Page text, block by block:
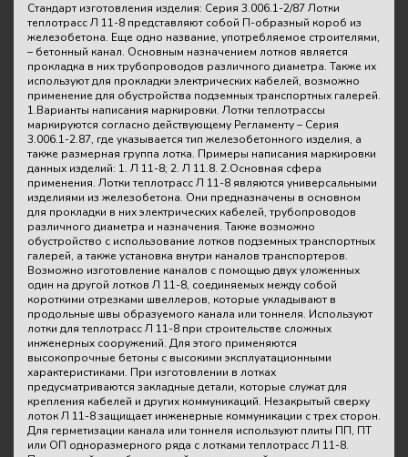
Стандарт изготовления изделия: Серия 3.006.1-2/87 Лотки
теплотрасс Л 11-8 представляют собой П-образный короб из
железобетона. Еще одно название, употребляемое строителями,
– бетонный канал. Основным назначением лотков является
прокладка в них трубопроводов различного диаметра. Также их
используют для прокладки электрических кабелей, возможно
применение для обустройства подземных транспортных галерей.
1.Варианты написания маркировки. Лотки теплотрассы
маркируются согласно действующему Регламенту – Серия
3.006.1-2.87, где указывается тип железобетонного изделия, а
также размерная группа лотка. Примеры написания маркировки
данных изделий: 1. Л 11-8; 2. Л 11.8. 2.Основная сфера
применения. Лотки теплотрасс Л 11-8 являются универсальными
изделиями из железобетона. Они предназначены в основном
для прокладки в них электрических кабелей, трубопроводов
различного диаметра и назначения. Также возможно
обустройство с использование лотков подземных транспортных
галерей, а также установка внутри каналов транспортеров.
Возможно изготовление каналов с помощью двух уложенных
один на другой лотков Л 11-8, соединяемых между собой
короткими отрезками швеллеров, которые укладывают в
продольные швы образуемого канала или тоннеля. Используют
лотки для теплотрасс Л 11-8 при строительстве сложных
инженерных сооружений. Для этого применяются
высокопрочные бетоны с высокими эксплуатационными
характеристиками. При изготовлении в лотках
предусматриваются закладные детали, которые служат для
крепления кабелей и других коммуникаций. Незакрытый сверху
лоток Л 11-8 защищает инженерные коммуникации с трех сторон.
Для герметизации канала или тоннеля используют плиты ПП, ПТ
или ОП одноразмерного ряда с лотками теплотрасс Л 11-8.